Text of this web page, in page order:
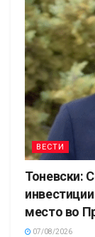
ВЕСТИ
Тоневски:
место во
07/08/2026